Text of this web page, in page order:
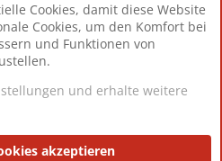
12.425
Toddster85
Impressum
Cookies, damit diese Website
Cookies, um den Komfort bei
und Funktionen von
und erhalte weitere
akzeptieren